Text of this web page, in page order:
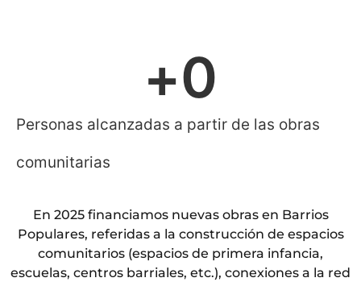
Personas alcanzadas a partir de las obras
comunitarias
+0
En 2025 financiamos nuevas obras en Barrios
Populares, referidas a la construcción de espacios
comunitarios (espacios de primera infancia,
escuelas, centros barriales, etc.), conexiones a la red